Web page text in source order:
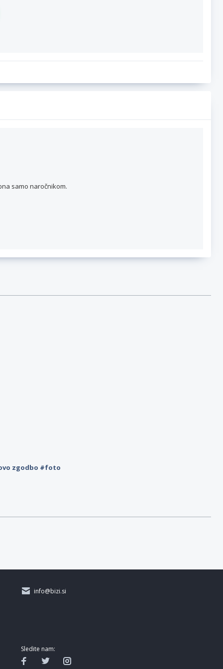
samo naročnikom.
zgodbo #foto
info@bizi.si
Sledite nam: